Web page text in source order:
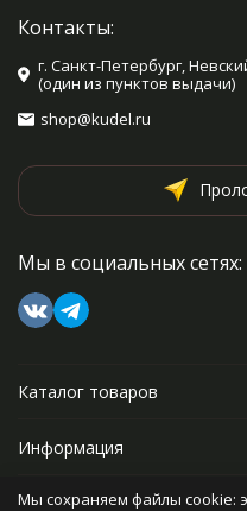
Контакты:
г. Санкт-Петербург,
(один из пунктов выдачи)
shop@kudel.ru
Мы в социальных сетях:
Каталог товаров
Информация
Прочее
Мы сохраняем файлы cookie: